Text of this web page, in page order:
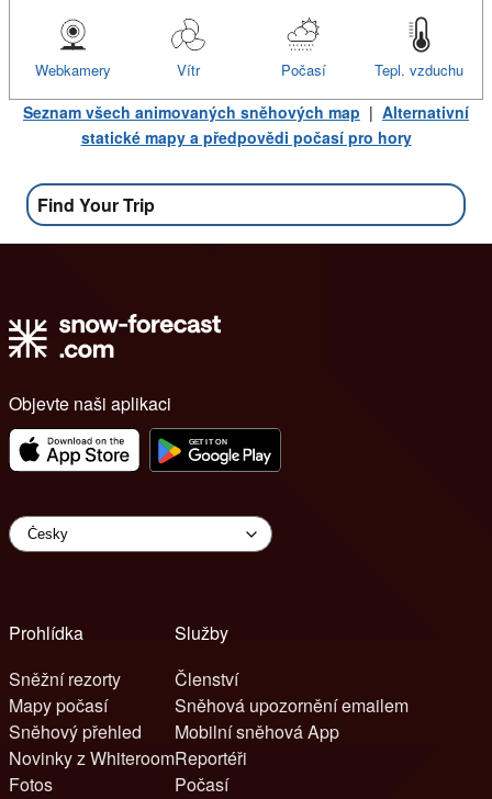
Tepl. vzduchu
Počasí
Vítr
Webkamery
Seznam všech animovaných sněhových map | Alternativní
statické mapy a předpovědi počasí pro hory
Find Your Trip
Objevte naši aplikaci
Prohlídka
Sněžní rezorty
Mapy počasí
Sněhový přehled
Novinky z Whiteroom
Fotos
Služby
Členství
Sněhová upozornění emailem
Mobilní sněhová App
Reportéři
Počasí